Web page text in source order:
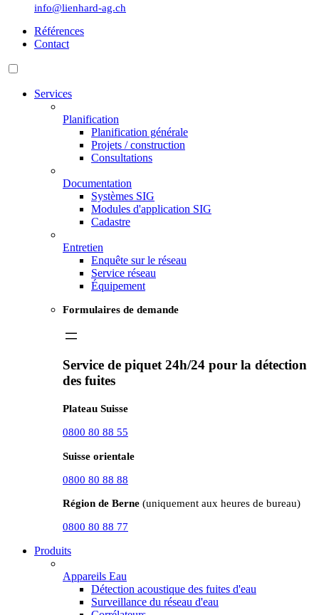
info@lienhard-ag.ch
Références
Contact
Services
Planification
Planification générale
Projets / construction
Consultations
Documentation
Systèmes SIG
Modules d'application SIG
Cadastre
Entretien
Enquête sur le réseau
Service réseau
Équipement
Formulaires de demande
Service de piquet 24h/24 pour la détection
des fuites
Plateau Suisse
0800 80 88 55
Suisse orientale
0800 80 88 88
Région de Berne (uniquement aux heures de bureau)
0800 80 88 77
Produits
Appareils Eau
Détection acoustique des fuites d'eau
Surveillance du réseau d'eau